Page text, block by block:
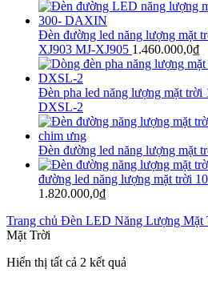
Đèn đường led năng lượng mặt
XJ903 MJ-XJ905 1.460.000,0₫
Đèn pha led năng lượng mặt trời
DXSL-2
Đèn đường led năng lượng mặt
đường led năng lượng mặt trời
1.820.000,0₫
Trang chủ Đèn LED Năng Lượng Mặt
Mặt Trời
Hiển thị tất cả 2 kết quả